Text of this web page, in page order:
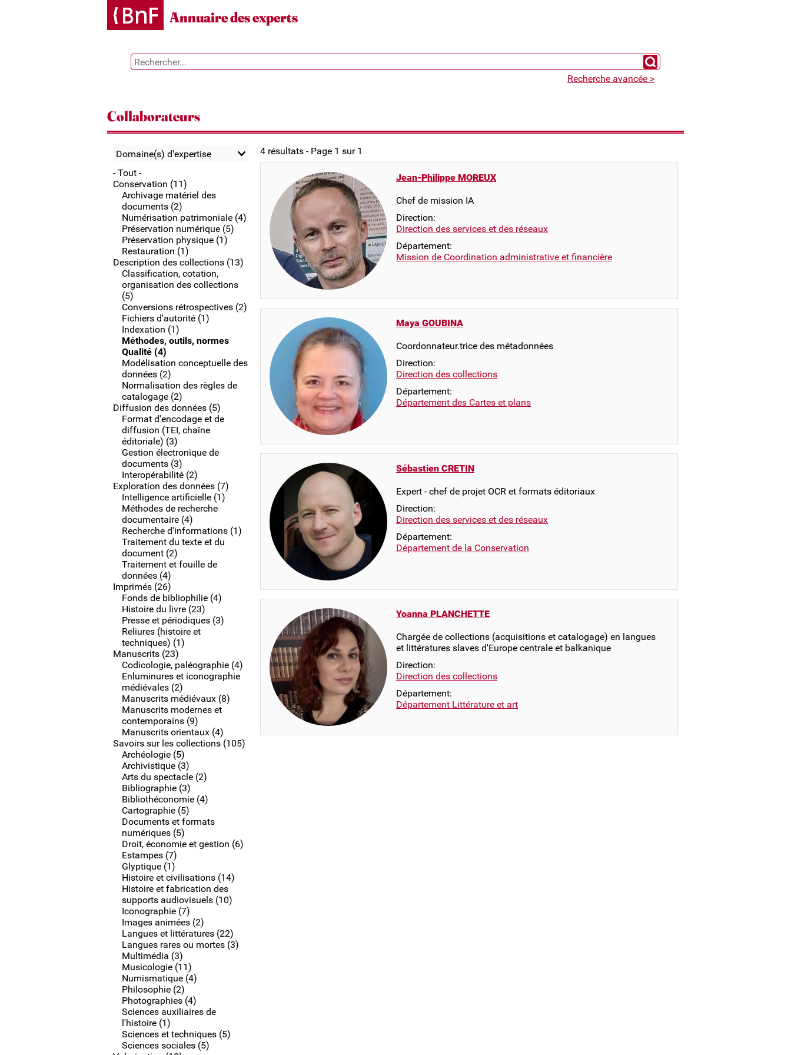
Annuaire des experts
Chercher un expert
Recherche avancée >
Collaborateurs
Domaine(s) d'expertise
- Tout -
Conservation (11)
Archivage matériel des
documents (2)
Numérisation patrimoniale (4)
Préservation numérique (5)
Préservation physique (1)
Restauration (1)
Description des collections (13)
Classification, cotation,
organisation des collections
(5)
Conversions rétrospectives (2)
Fichiers d'autorité (1)
Indexation (1)
Méthodes, outils, normes
Qualité (4)
Modélisation conceptuelle des
données (2)
Normalisation des règles de
catalogage (2)
Diffusion des données (5)
Format d'encodage et de
diffusion (TEI, chaîne
éditoriale) (3)
Gestion électronique de
documents (3)
Interopérabilité (2)
Exploration des données (7)
Intelligence artificielle (1)
Méthodes de recherche
documentaire (4)
Recherche d'informations (1)
Traitement du texte et du
document (2)
Traitement et fouille de
données (4)
Imprimés (26)
Fonds de bibliophilie (4)
Histoire du livre (23)
Presse et périodiques (3)
Reliures (histoire et
techniques) (1)
Manuscrits (23)
Codicologie, paléographie (4)
Enluminures et iconographie
médiévales (2)
Manuscrits médiévaux (8)
Manuscrits modernes et
contemporains (9)
Manuscrits orientaux (4)
Savoirs sur les collections (105)
Archéologie (5)
Archivistique (3)
Arts du spectacle (2)
Bibliographie (3)
Bibliothéconomie (4)
Cartographie (5)
Documents et formats
numériques (5)
Droit, économie et gestion (6)
Estampes (7)
Glyptique (1)
Histoire et civilisations (14)
Histoire et fabrication des
supports audiovisuels (10)
Iconographie (7)
Images animées (2)
Langues et littératures (22)
Langues rares ou mortes (3)
Multimédia (3)
Musicologie (11)
Numismatique (4)
Philosophie (2)
Photographies (4)
Sciences auxiliaires de
l'histoire (1)
Sciences et techniques (5)
Sciences sociales (5)
4 résultats - Page 1 sur 1
Jean-Philippe MOREUX
Chef de mission IA
Direction:
Direction des services et des réseaux
Département:
Mission de Coordination administrative et financière
Maya GOUBINA
Coordonnateur.trice des métadonnées
Direction:
Direction des collections
Département:
Département des Cartes et plans
Sébastien CRETIN
Expert - chef de projet OCR et formats éditoriaux
Direction:
Direction des services et des réseaux
Département:
Département de la Conservation
Yoanna PLANCHETTE
Chargée de collections (acquisitions et catalogage) en langues
et littératures slaves d'Europe centrale et balkanique
Direction:
Direction des collections
Département:
Département Littérature et art